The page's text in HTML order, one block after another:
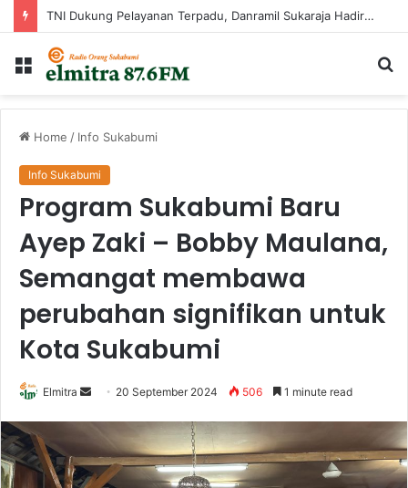
TNI Dukung Pelayanan Terpadu, Danramil Sukaraja Hadiri Rekam E-KTP, Pemeriksaan Mata, dan Bazar UMKM di Bojongsawah
Menu
Home / Info Sukabumi
Info Sukabumi
Program Sukabumi Baru
Ayep Zaki – Bobby Maulana,
Semangat membawa
perubahan signifikan untuk
Kota Sukabumi
Elmitra
Send 20 September 2024 506 1 minute read